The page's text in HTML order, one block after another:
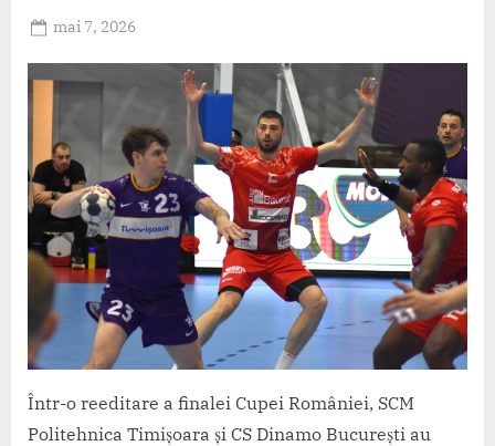
Posted
mai 7, 2026
Într-o reeditare a finalei Cupei României, SCM
Politehnica Timișoara și CS Dinamo București au